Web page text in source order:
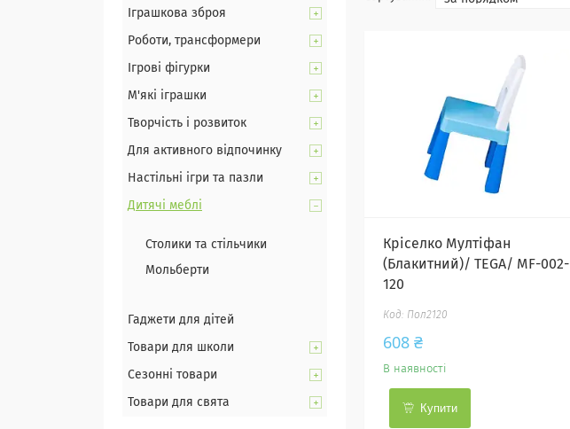
Кріселко Мултіфан
(Блакитний)/ TEGA/ MF-002-
120
Пол2120
608 ₴
В наявності
Купити
Іграшкова зброя
Роботи, трансформери
Ігрові фігурки
М'які іграшки
Творчість і розвиток
Для активного відпочинку
Настільні ігри та пазли
Дитячі меблі
Столики та стільчики
Мольберти
Гаджети для дітей
Товари для школи
Сезонні товари
Товари для свята